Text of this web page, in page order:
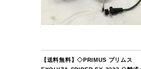
【送料無料】◇PRIMUS プリムス